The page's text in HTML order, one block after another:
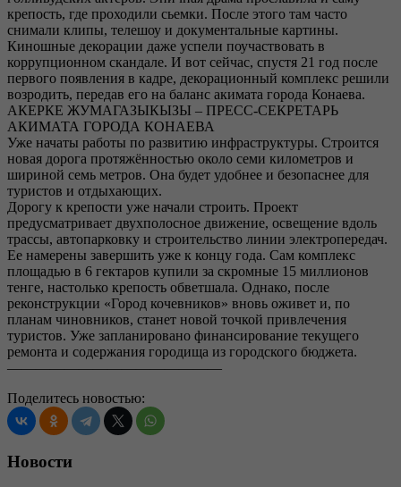
крепость, где проходили сьемки. После этого там часто
снимали клипы, телешоу и документальные картины.
Киношные декорации даже успели поучаствовать в
коррупционном скандале. И вот сейчас, спустя 21 год после
первого появления в кадре, декорационный комплекс решили
возродить, передав его на баланс акимата города Конаева.
АКЕРКЕ ЖУМАГАЗЫКЫЗЫ – ПРЕСС-СЕКРЕТАРЬ
АКИМАТА ГОРОДА КОНАЕВА
Уже начаты работы по развитию инфраструктуры. Строится
новая дорога протяжённостью около семи километров и
шириной семь метров. Она будет удобнее и безопаснее для
туристов и отдыхающих.
Дорогу к крепости уже начали строить. Проект
предусматривает двухполосное движение, освещение вдоль
трассы, автопарковку и строительство линии электропередач.
Ее намерены завершить уже к концу года. Сам комплекс
площадью в 6 гектаров купили за скромные 15 миллионов
тенге, настолько крепость обветшала. Однако, после
реконструкции «Город кочевников» вновь оживет и, по
планам чиновников, станет новой точкой привлечения
туристов. Уже запланировано финансирование текущего
ремонта и содержания городища из городского бюджета.
———————————————
Поделитесь новостью:
Новости